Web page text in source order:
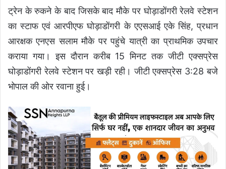
ट्रेन के रुकने के बाद जिसके बाद मौके पर घोड़ाडोंगरी रेलवे स्टेशन
का स्टाफ एवं आरपीएफ घोड़ाडोंगरी के एएसआई एके सिंह, प्रधान
आरक्षक एनएस सलाम मौके पर पहुंचे यात्री का प्राथमिक उपचार
कराया गया। इस दौरान करीब 15 मिनट तक जीटी एक्सप्रेस
घोड़ाडोंगरी रेलवे स्टेशन पर खड़ी रही। जीटी एक्सप्रेस 3:28 बजे
भोपाल की ओर रवाना हुई।